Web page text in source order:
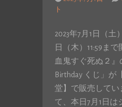
ト
2023年7月1日（土
日（木）11:59ま
血鬼すぐ死ぬ２』
Birthday くじ」が
堂】で販売してい
て、本日7月1日は